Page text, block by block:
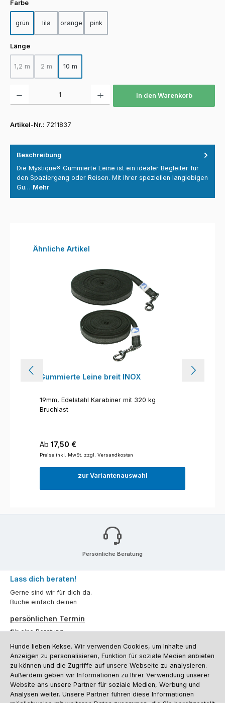
Farbeauswählen
grün lila orange pink
Längeauswählen
1,2 m
(Diese Option ist zurzeit nicht verfügbar.)
2 m
(Diese Option ist zurzeit nicht verfügbar.)
10 m
In den Warenkorb
Artikel-Nr.: 7211837
Beschreibung
Die Mystique® Gummierte Leine ist ein idealer Begleiter für
den Spaziergang oder Reisen. Mit ihrer speziellen langlebigen
Gu… Mehr
Produktgalerie überspringen
Ähnliche Artikel
Gummierte Leine breit INOX
19mm, Edelstahl Karabiner mit 320 kg
Bruchlast
Regulärer Preis:
Ab 17,50 €
Preise inkl. MwSt. zzgl. Versandkosten
zur Variantenauswahl
Persönliche Beratung
Lass dich beraten!
Gerne sind wir für dich da.
Buche einfach deinen
persönlichen Termin
für eine Beratung.
Oder über unserKontaktformular.
Vertrag widerrufen
Hunde lieben Kekse. Wir verwenden Cookies, um Inhalte und
Anzeigen zu personalisieren, Funktion für soziale Medien anbieten
zu können und die Zugriffe auf unsere Webseite zu analysieren.
Außerdem geben wir Informationen zu Ihrer Verwendung unserer
Website ans unsere Partner für soziale Medien, Werbung und
Analysen weiter. Unsere Partner führen diese Informationen